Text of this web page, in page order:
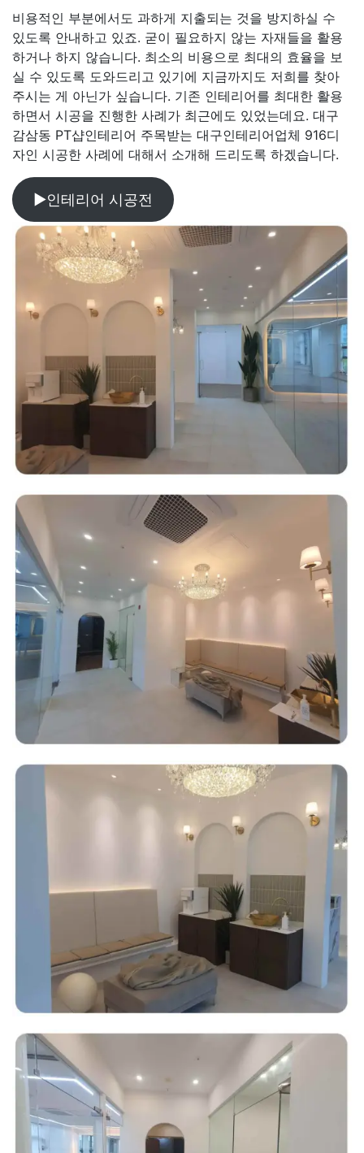
비용적인 부분에서도 과하게 지출되는 것을 방지하실 수
있도록 안내하고 있죠. 굳이 필요하지 않는 자재들을 활용
하거나 하지 않습니다. 최소의 비용으로 최대의 효율을 보
실 수 있도록 도와드리고 있기에 지금까지도 저희를 찾아
주시는 게 아닌가 싶습니다. 기존 인테리어를 최대한 활용
하면서 시공을 진행한 사례가 최근에도 있었는데요. 대구
감삼동 PT샵인테리어 주목받는 대구인테리어업체 916디
자인 시공한 사례에 대해서 소개해 드리도록 하겠습니다.
▶인테리어 시공전